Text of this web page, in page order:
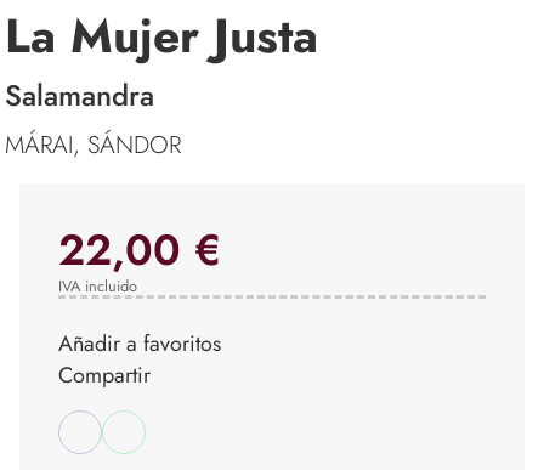
La Mujer Justa
Salamandra
MÁRAI, SÁNDOR
22,00 €
IVA incluido
Añadir a favoritos
Compartir